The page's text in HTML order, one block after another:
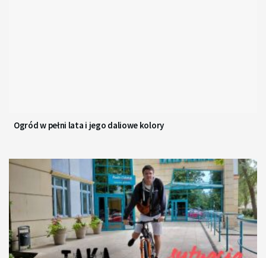
Ogród w pełni lata i jego daliowe kolory